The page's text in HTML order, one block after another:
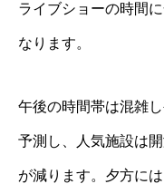
ライブショーの時間
なります。
午後の時間帯は混雑
予測し、人気施設は
が減ります。夕方に